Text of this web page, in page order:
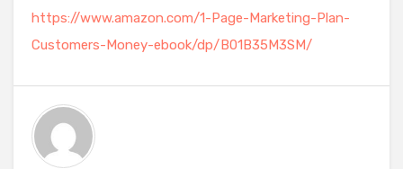
https://www.amazon.com/1-Page-Marketing-Plan-
Customers-Money-ebook/dp/B01B35M3SM/